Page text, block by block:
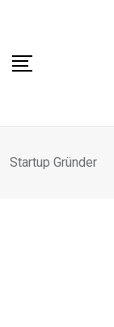
content
Startup Gründer